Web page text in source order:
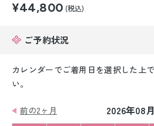
小物販売品
¥44,800 (税込)
ご予約状況
カレンダーでご着用日を選択した上
い。
前の2ヶ月 2026年08月